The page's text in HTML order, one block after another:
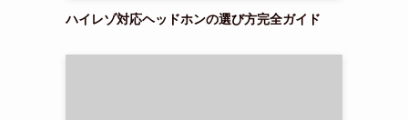
ハイレゾ対応ヘッドホンの選び方完全ガイド